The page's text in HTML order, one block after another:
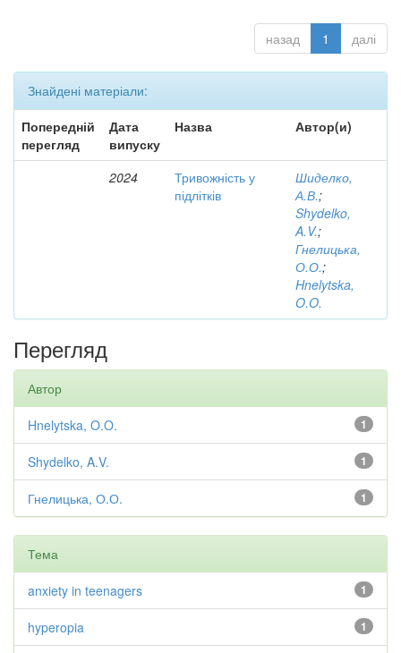
назад 1 далі
Знайдені матеріали:
Попередній
перегляд
Дата
випуску
Назва Автор(и)
2024
Тривожність у
підлітків
Шиделко,
А.В.;
Shydelko,
A.V.;
Гнелицька,
О.О.;
Hnelytska,
O.O.
Перегляд
Автор
1
Hnelytska, O.O.
1
Shydelko, A.V.
1
Гнелицька, О.О.
Тема
1
anxiety in teenagers
1
hyperopia